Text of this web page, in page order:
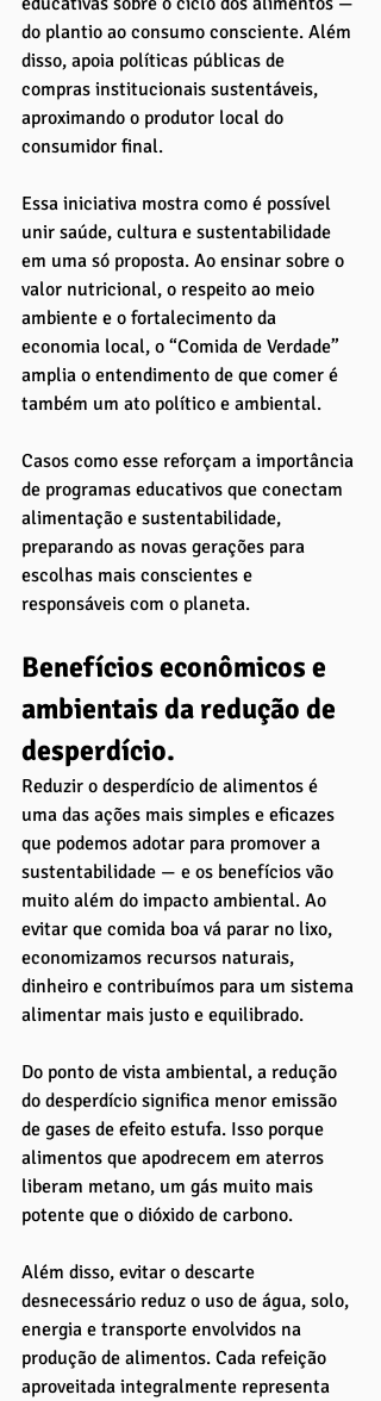
do plantio ao consumo consciente. Além
disso, apoia políticas públicas de
compras institucionais sustentáveis,
aproximando o produtor local do
consumidor final.
Essa iniciativa mostra como é possível
unir saúde, cultura e sustentabilidade
em uma só proposta. Ao ensinar sobre o
valor nutricional, o respeito ao meio
ambiente e o fortalecimento da
economia local, o “Comida de Verdade”
amplia o entendimento de que comer é
também um ato político e ambiental.
Casos como esse reforçam a importância
de programas educativos que conectam
alimentação e sustentabilidade,
preparando as novas gerações para
escolhas mais conscientes e
responsáveis com o planeta.
Benefícios econômicos e
ambientais da redução de
desperdício.
Reduzir o desperdício de alimentos é
uma das ações mais simples e eficazes
que podemos adotar para promover a
sustentabilidade — e os benefícios vão
muito além do impacto ambiental. Ao
evitar que comida boa vá parar no lixo,
economizamos recursos naturais,
dinheiro e contribuímos para um sistema
alimentar mais justo e equilibrado.
Do ponto de vista ambiental, a redução
do desperdício significa menor emissão
de gases de efeito estufa. Isso porque
alimentos que apodrecem em aterros
liberam metano, um gás muito mais
potente que o dióxido de carbono.
Além disso, evitar o descarte
desnecessário reduz o uso de água, solo,
energia e transporte envolvidos na
produção de alimentos. Cada refeição
aproveitada integralmente representa